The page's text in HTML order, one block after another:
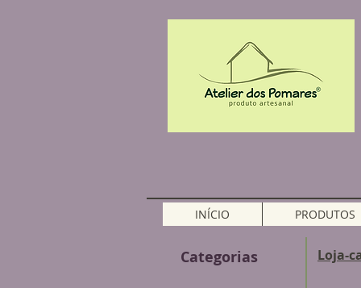
INÍCIO PRODUTOS
Categorias Loja-